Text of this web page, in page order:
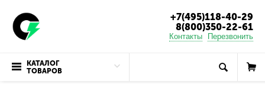
+7(495)118-40-29
8(800)350-22-61
Контакты Перезвонить
КАТАЛОГ
ТОВАРОВ